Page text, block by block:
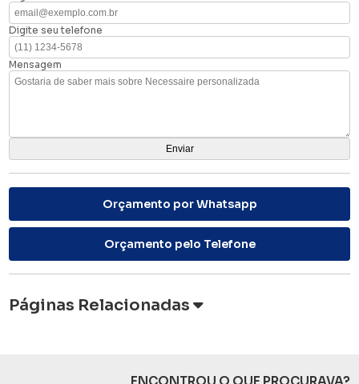
Digite seu telefone
Mensagem
Orçamento por Whatsapp
Orçamento pelo Telefone
Páginas Relacionadas